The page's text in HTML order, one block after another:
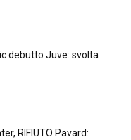
debutto Juve: svolta
RIFIUTO Pavard: